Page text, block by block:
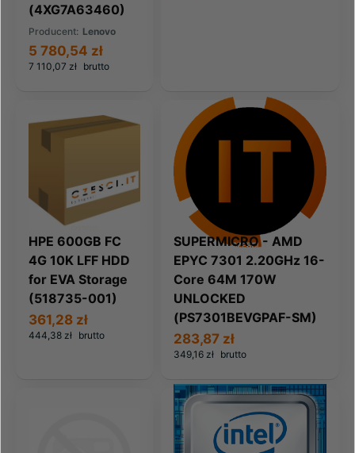
(4XG7A63460)
Producent: Lenovo
7 110,07 zł brutto
5 780,54 zł
HPE 600GB FC
4G 10K LFF HDD
for EVA Storage
(518735-001)
444,38 zł brutto
361,28 zł
SUPERMICRO - AMD
EPYC 7301 2.20GHz 16-
Core 64M 170W
UNLOCKED
(PS7301BEVGPAF-SM)
349,16 zł brutto
283,87 zł